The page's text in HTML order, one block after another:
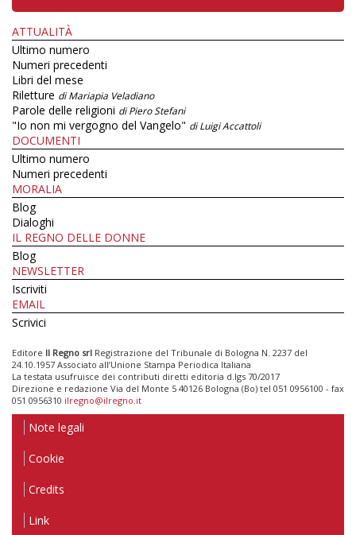
ATTUALITÀ
Ultimo numero
Numeri precedenti
Libri del mese
Riletture di Mariapia Veladiano
Parole delle religioni di Piero Stefani
"Io non mi vergogno del Vangelo" di Luigi Accattoli
DOCUMENTI
Ultimo numero
Numeri precedenti
MORALIA
Blog
Dialoghi
IL REGNO DELLE DONNE
Blog
NEWSLETTER
Iscriviti
EMAIL
Scrivici
Editore Il Regno srl Registrazione del Tribunale di Bologna N. 2237 del
24.10.1957 Associato all’Unione Stampa Periodica Italiana
La testata usufruisce dei contributi diretti editoria d.lgs 70/2017
Direzione e redazione Via del Monte 5 40126 Bologna (Bo) tel 051 0956100 - fax
051 0956310 ilregno@ilregno.it
Note legali
Cookie
Credits
Link